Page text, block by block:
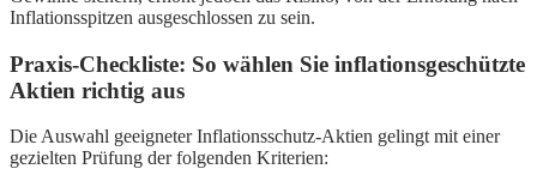
Inflationsspitzen ausgeschlossen zu sein.
Praxis-Checkliste: So wählen Sie inflationsgeschützte
Aktien richtig aus
Die Auswahl geeigneter Inflationsschutz-Aktien gelingt mit einer
gezielten Prüfung der folgenden Kriterien: